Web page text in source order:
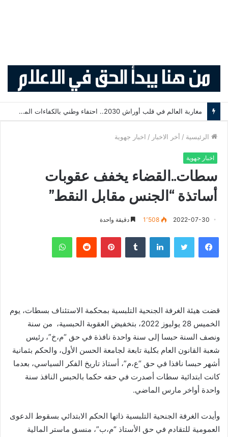
مغاربة العالم في قلب أوراش 2030.. احتفاء وطني بالكفاءات المغربية المقيمة بالخارج
الرئيسية / أخر الاخبار / اخبار جهوية
اخبار جهوية
سطات..القضاء يخفف عقوبات
أساتذة “الجنس مقابل النقط”
2022-07-30 1٬508 دقيقة واحدة
فيسبوك لينكدإن بينتيريست
قضت هيئة الغرفة الجنحية التلبسية بمحكمة الاستئناف بسطات، يوم
الخميس 28 يوليوز 2022، بتخفيض العقوبة الحبسية، من سنة
ونصف السنة حبسا إلى سنة واحدة نافذة في حق “م،خ”، رئيس
شعبة القانون العام بكلية تابعة لجامعة الحسن الأول، والحكم بثمانية
أشهر حبسا نافذا في حق “ع،م”، أستاذ تاريخ الفكر السياسي، بعدما
كانت ابتدائية سطات أصدرت في حقه حكما بالحبس النافذ سنة
واحدة أواخر مارس الماضي.
وأيدت الغرفة الجنحية التلبسية ذاتها الحكم الابتدائي بسقوط الدعوى
العمومية للتقادم في حق الأستاذ “م،ب”، منسق ماستر المالية